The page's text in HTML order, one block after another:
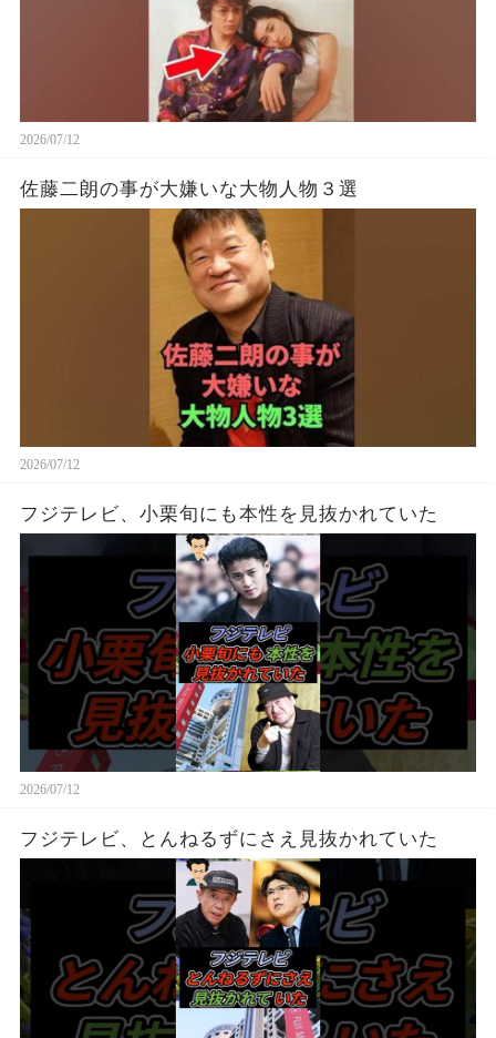
2026/07/12
佐藤二朗の事が大嫌いな大物人物３選
2026/07/12
フジテレビ、小栗旬にも本性を見抜かれていた
2026/07/12
フジテレビ、とんねるずにさえ見抜かれていた